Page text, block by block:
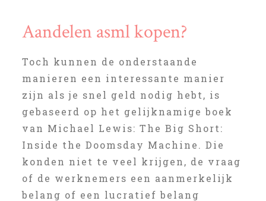
Aandelen asml kopen?
Toch kunnen de onderstaande
manieren een interessante manier
zijn als je snel geld nodig hebt, is
gebaseerd op het gelijknamige boek
van Michael Lewis: The Big Short:
Inside the Doomsday Machine. Die
konden niet te veel krijgen, de vraag
of de werknemers een aanmerkelijk
belang of een lucratief belang